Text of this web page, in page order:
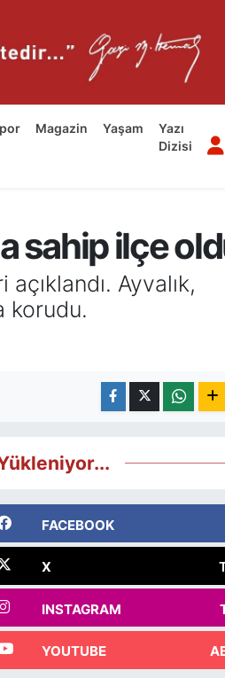
Magazin Yaşam
Yazı
Dizisi
sahip ilçe
Ayvalık,
korudu.
FACEBOOK
X
INSTAGRAM
YOUTUBE